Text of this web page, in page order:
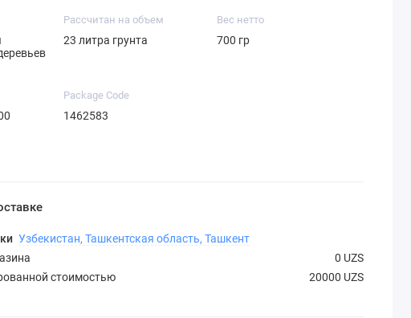
Рассчитан на объем
23 литра грунта
Вес нетто
700 гр
Package Code
1462583
Узбекистан, Ташкентская область, Ташкент
0 UZS
стоимостью
20000 UZS